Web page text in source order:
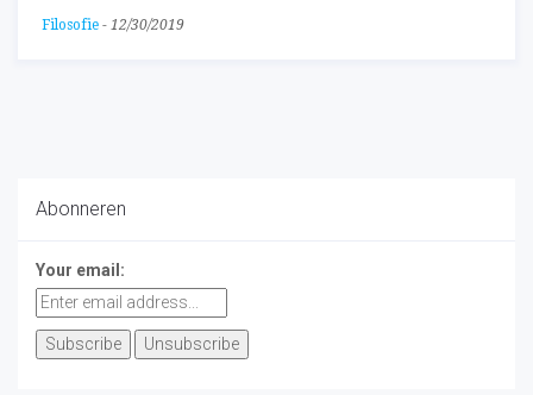
Filosofie - 12/30/2019
Abonneren
Your email: